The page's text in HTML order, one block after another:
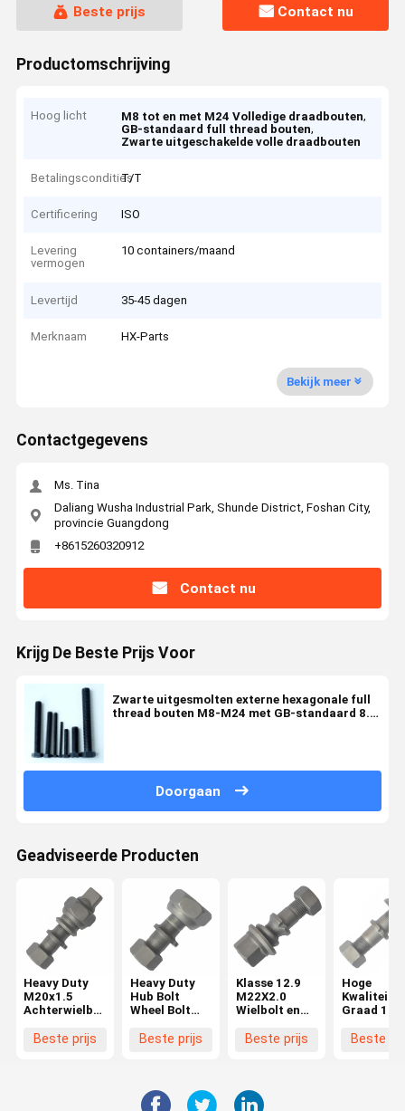
Beste prijs Contact nu
Productomschrijving
Hoog licht M8 tot en met M24 Volledige draadbouten,
GB-standaard full thread bouten,
Zwarte uitgeschakelde volle draadbouten
Betalingscondities
T/T
Certificering ISO
Levering
vermogen
10 containers/maand
Levertijd 35-45 dagen
Merknaam HX-Parts
Bekijk meer
Contactgegevens
Ms. Tina
Daliang Wusha Industrial Park, Shunde District, Foshan City,
provincie Guangdong
+8615260320912
Contact nu
Krijg De Beste Prijs Voor
Zwarte uitgesmolten externe hexagonale full
thread bouten M8-M24 met GB-standaard 8.8
Doorgaan
Geadviseerde Producten
Heavy Duty
M20x1.5
Achterwielbout
FF/MA
Beste prijs
Heavy Duty
Hub Bolt
Wheel Bolt
FF/MA
Beste prijs
Klasse 12.9
M22X2.0
Wielbolt en
Truck
Beste prijs
Hoge
Kwaliteit
Graad 10.9
Wielbout
Beste